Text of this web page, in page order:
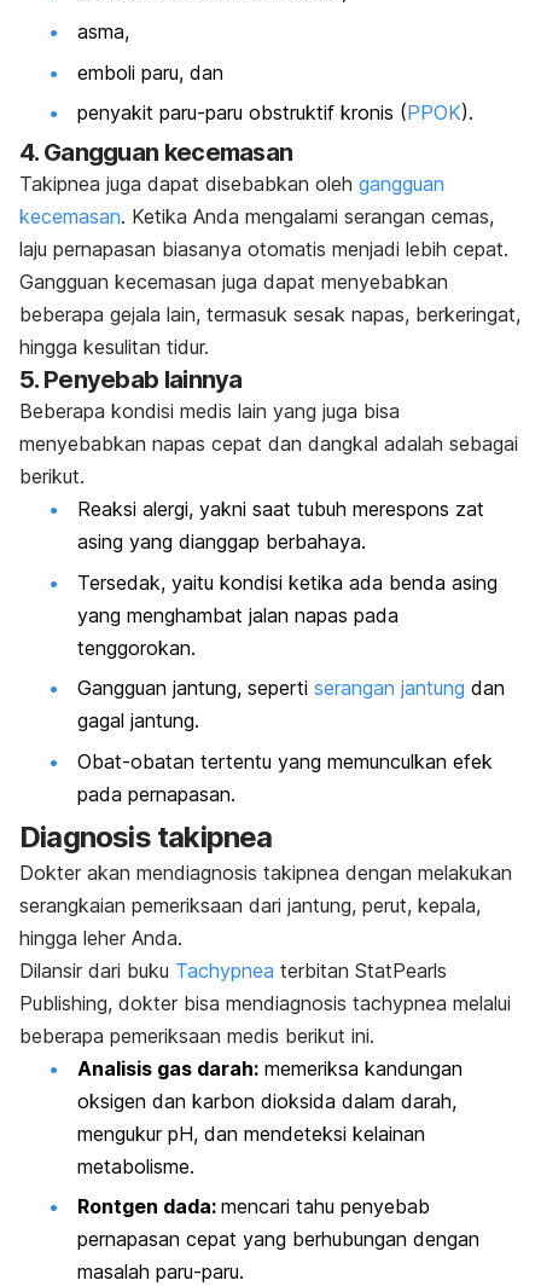
asma,
emboli paru, dan
penyakit paru-paru obstruktif kronis (PPOK).
4. Gangguan kecemasan
Takipnea juga dapat disebabkan oleh gangguan
kecemasan. Ketika Anda mengalami serangan cemas,
laju pernapasan biasanya otomatis menjadi lebih cepat.
Gangguan kecemasan juga dapat menyebabkan
beberapa gejala lain, termasuk sesak napas, berkeringat,
hingga kesulitan tidur.
5. Penyebab lainnya
Beberapa kondisi medis lain yang juga bisa
menyebabkan napas cepat dan dangkal adalah sebagai
berikut.
Reaksi alergi, yakni saat tubuh merespons zat
asing yang dianggap berbahaya.
Tersedak, yaitu kondisi ketika ada benda asing
yang menghambat jalan napas pada
tenggorokan.
Gangguan jantung, seperti serangan jantung dan
gagal jantung.
Obat-obatan tertentu yang memunculkan efek
pada pernapasan.
Diagnosis takipnea
Dokter akan mendiagnosis takipnea dengan melakukan
serangkaian pemeriksaan dari jantung, perut, kepala,
hingga leher Anda.
Dilansir dari buku Tachypnea terbitan StatPearls
Publishing, dokter bisa mendiagnosis tachypnea melalui
beberapa pemeriksaan medis berikut ini.
Analisis gas darah: memeriksa kandungan
oksigen dan karbon dioksida dalam darah,
mengukur pH, dan mendeteksi kelainan
metabolisme.
Rontgen dada: mencari tahu penyebab
pernapasan cepat yang berhubungan dengan
masalah paru-paru.